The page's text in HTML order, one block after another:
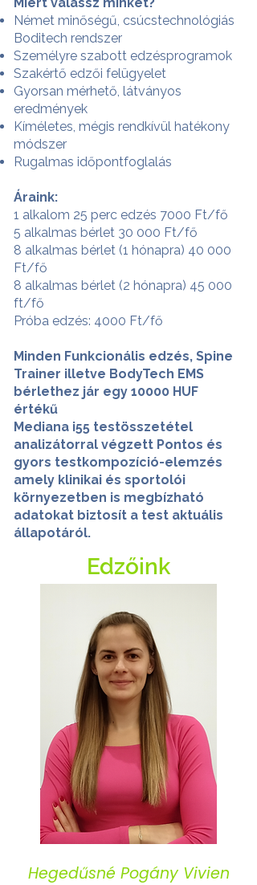
Német minőségű, csúcstechnológiás
Boditech rendszer
Személyre szabott edzésprogramok
Szakértő edzői felügyelet
Gyorsan mérhető, látványos
eredmények
Kíméletes, mégis rendkívül hatékony
módszer
Rugalmas időpontfoglalás
Áraink:
1 alkalom 25 perc edzés 7000 Ft/fő
5 alkalmas bérlet 30 000 Ft/fő
8 alkalmas bérlet (1 hónapra) 40 000
Ft/fő
8 alkalmas bérlet (2 hónapra) 45 000
ft/fő
Próba edzés: 4000 Ft/fő
Minden Funkcionális edzés, Spine
Trainer illetve BodyTech EMS
bérlethez jár egy 10000 HUF
értékű
Mediana i55 testösszetétel
analizátorral végzett Pontos és
gyors testkompozíció-elemzés
amely klinikai és sportolói
környezetben is megbízható
adatokat biztosít a test aktuális
állapotáról.
Edzőink
Hegedűsné Pogány Vivien